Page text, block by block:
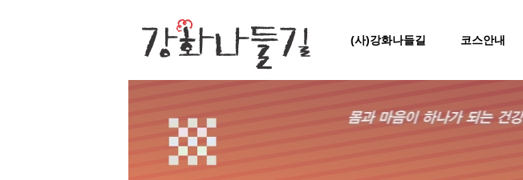
(사)강화나들길 코스안내